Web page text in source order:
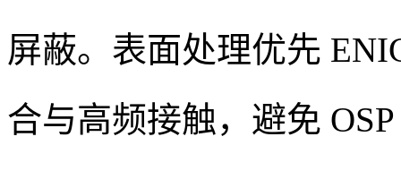
屏蔽。表面处理优先
合与高频接触，避免